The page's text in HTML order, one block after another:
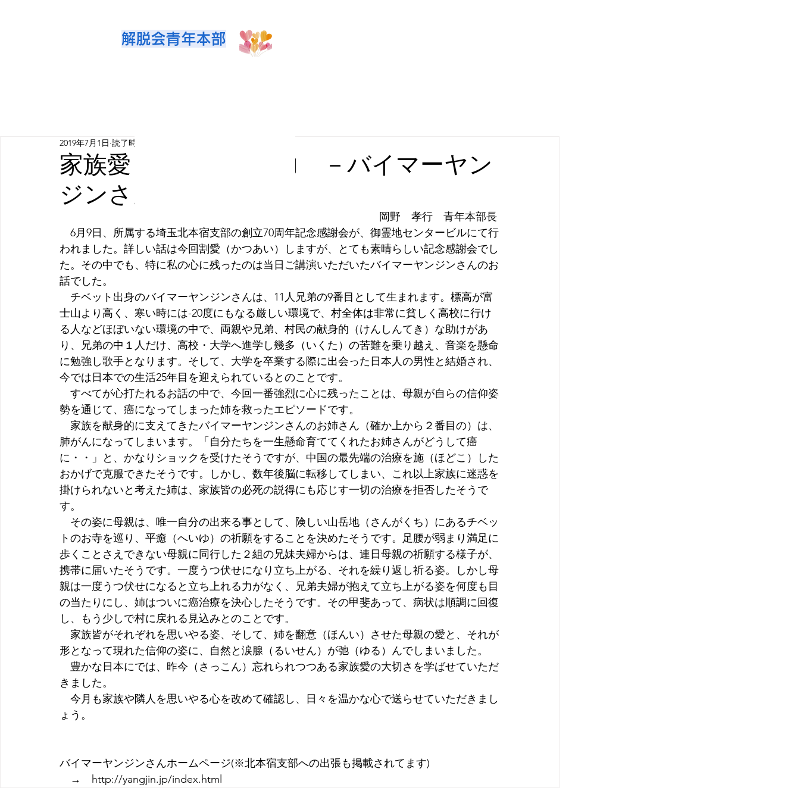
解脱会青年本部
家族愛と信仰の持つ力 －バイマーヤン
ジンさんの講演より－
2019年7月1日 読了時間: 3分
岡野　孝行　青年本部長
6月9日、所属する埼玉北本宿支部の創立70周年記念感謝会が、御霊地センタービルにて行
われました。詳しい話は今回割愛（かつあい）しますが、とても素晴らしい記念感謝会でし
た。その中でも、特に私の心に残ったのは当日ご講演いただいたバイマーヤンジンさんのお
話でした。
チベット出身のバイマーヤンジンさんは、11人兄弟の9番目として生まれます。標高が富
士山より高く、寒い時には-20度にもなる厳しい環境で、村全体は非常に貧しく高校に行け
る人などほぼいない環境の中で、両親や兄弟、村民の献身的（けんしんてき）な助けがあ
り、兄弟の中１人だけ、高校・大学へ進学し幾多（いくた）の苦難を乗り越え、音楽を懸命
に勉強し歌手となります。そして、大学を卒業する際に出会った日本人の男性と結婚され、
今では日本での生活25年目を迎えられているとのことです。
すべてが心打たれるお話の中で、今回一番強烈に心に残ったことは、母親が自らの信仰姿
勢を通じて、癌になってしまった姉を救ったエピソードです。
家族を献身的に支えてきたバイマーヤンジンさんのお姉さん（確か上から２番目の）は、
肺がんになってしまいます。「自分たちを一生懸命育ててくれたお姉さんがどうして癌
に・・」と、かなりショックを受けたそうですが、中国の最先端の治療を施（ほどこ）した
おかげで克服できたそうです。しかし、数年後脳に転移してしまい、これ以上家族に迷惑を
掛けられないと考えた姉は、家族皆の必死の説得にも応じす一切の治療を拒否したそうで
す。
その姿に母親は、唯一自分の出来る事として、険しい山岳地（さんがくち）にあるチベッ
トのお寺を巡り、平癒（へいゆ）の祈願をすることを決めたそうです。足腰が弱まり満足に
歩くことさえできない母親に同行した２組の兄妹夫婦からは、連日母親の祈願する様子が、
携帯に届いたそうです。一度うつ伏せになり立ち上がる、それを繰り返し祈る姿。しかし母
親は一度うつ伏せになると立ち上れる力がなく、兄弟夫婦が抱えて立ち上がる姿を何度も目
の当たりにし、姉はついに癌治療を決心したそうです。その甲斐あって、病状は順調に回復
し、もう少しで村に戻れる見込みとのことです。
家族皆がそれぞれを思いやる姿、そして、姉を翻意（ほんい）させた母親の愛と、それが
形となって現れた信仰の姿に、自然と涙腺（るいせん）が弛（ゆる）んでしまいました。
豊かな日本にでは、昨今（さっこん）忘れられつつある家族愛の大切さを学ばせていただ
きました。
今月も家族や隣人を思いやる心を改めて確認し、日々を温かな心で送らせていただきまし
ょう。
バイマーヤンジンさんホームページ(※北本宿支部への出張も掲載されてます)
→　http://yangjin.jp/index.html